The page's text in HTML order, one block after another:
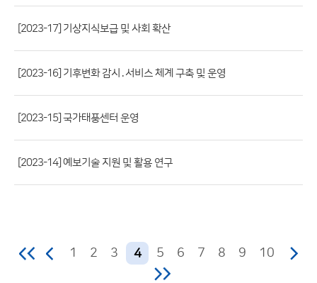
록
일,
조
[2023-17] 기상지식보급 및 사회 확산
[2023-16] 기후변화 감시․서비스 체계 구축 및 운영
[2023-15] 국가태풍센터 운영
[2023-14] 예보기술 지원 및 활용 연구
1 2 3 4 5 6 7 8 9 10